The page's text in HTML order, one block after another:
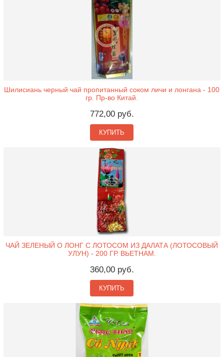
Шилисиань черный чай пропитанный соком личи и лонгана - 100
гр. Пр-во Китай.
772,00 руб.
КУПИТЬ
ЧАЙ ЗЕЛЕНЫЙ О ЛОНГ С ЛОТОСОМ ИЗ ДАЛАТА (ЛОТОСОВЫЙ
УЛУН) - 200 ГР. ВЬЕТНАМ.
360,00 руб.
КУПИТЬ